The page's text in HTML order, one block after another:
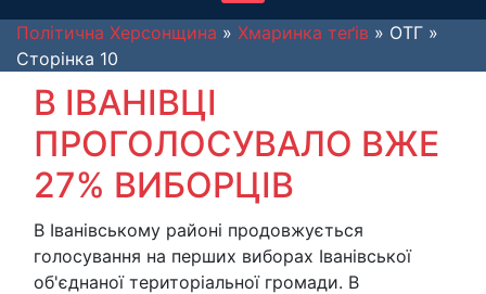
Політична Херсонщина » Хмаринка теґів » ОТГ »
Сторінка 10
В ІВАНІВЦІ
ПРОГОЛОСУВАЛО ВЖЕ
27% ВИБОРЦІВ
В Іванівському районі продовжується
голосування на перших виборах Іванівської
об'єднаної територіальної громади. В